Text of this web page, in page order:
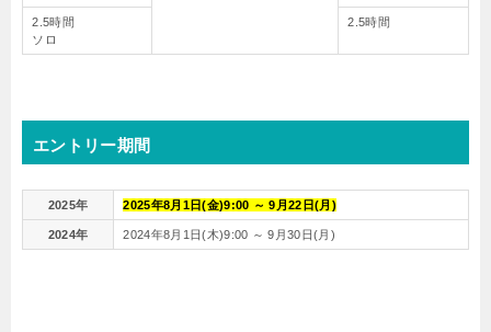
2.5時間
ソロ
2.5時間
エントリー期間
2025年 2025年8月1日(金)9:00 ～ 9月22日(月)
2024年 2024年8月1日(木)9:00 ～ 9月30日(月)